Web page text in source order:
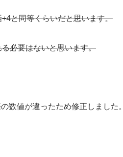
と同等くらいだと思います。
必要はないと思います。
数値が違ったため修正しました。